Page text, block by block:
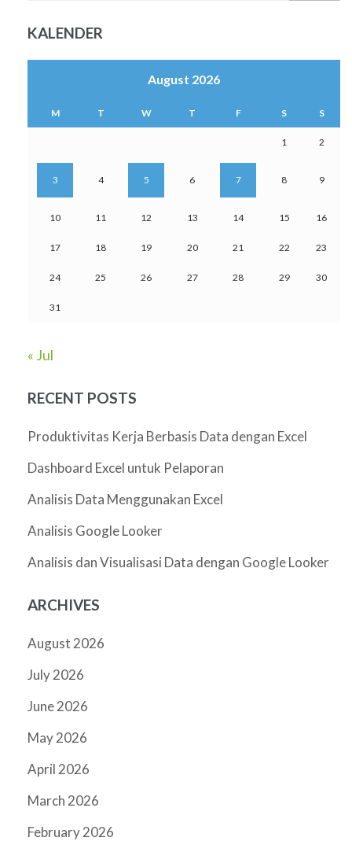
KALENDER
August 2026
M T W T F S S
1 2
3 4 5 6 7 8 9
10 11 12 13 14 15 16
17 18 19 20 21 22 23
24 25 26 27 28 29 30
31
« Jul
RECENT POSTS
Produktivitas Kerja Berbasis Data dengan Excel
Dashboard Excel untuk Pelaporan
Analisis Data Menggunakan Excel
Analisis Google Looker
Analisis dan Visualisasi Data dengan Google Looker
ARCHIVES
August 2026
July 2026
June 2026
May 2026
April 2026
March 2026
February 2026